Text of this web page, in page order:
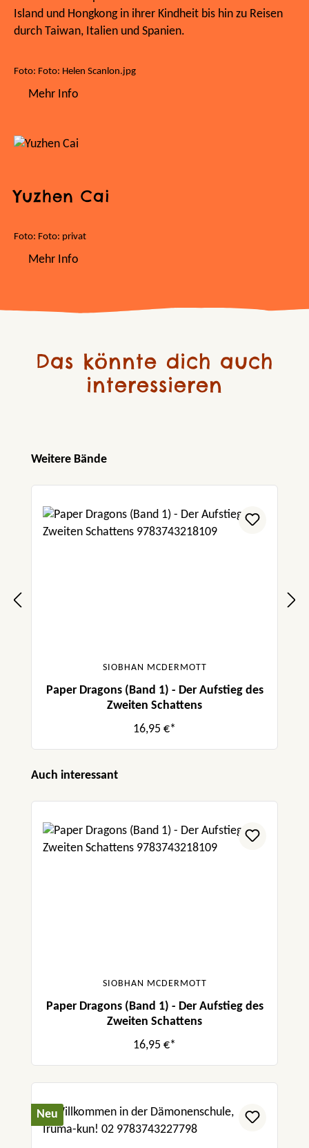
Island und Hongkong in ihrer Kindheit bis hin zu Reisen
durch Taiwan, Italien und Spanien.
Foto: Foto: Helen Scanlon.jpg
Mehr Info
Yuzhen Cai
Foto: Foto: privat
Mehr Info
Das könnte dich auch
interessieren
Produktgalerie überspringen
Weitere Bände
SIOBHAN MCDERMOTT
Paper Dragons (Band 1) - Der Aufstieg des
Zweiten Schattens
16,95 €*
Produktgalerie überspringen
Auch interessant
SIOBHAN MCDERMOTT
Paper Dragons (Band 1) - Der Aufstieg des
Zweiten Schattens
16,95 €*
Neu